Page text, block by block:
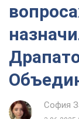
София